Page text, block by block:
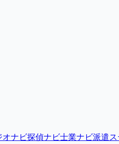
オナビ探偵ナビ士業ナビ派遣